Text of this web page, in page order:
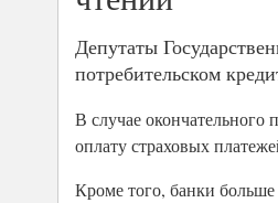
Депутаты
потребительском
В случае
оплату страховых
Кроме того, банки больше